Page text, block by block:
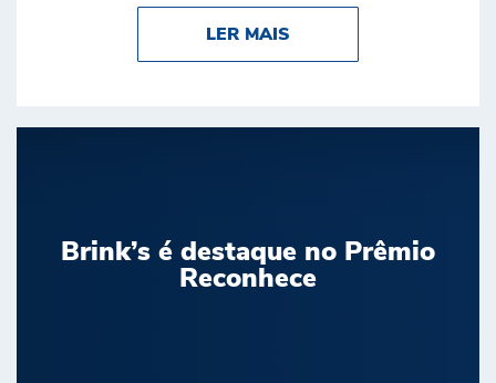
LER MAIS
Brink’s é destaque no Prêmio
Reconhece